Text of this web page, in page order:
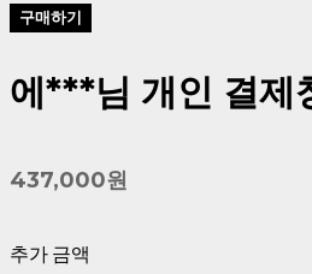
구매하기
에***님 개인 결제
437,000원
추가 금액